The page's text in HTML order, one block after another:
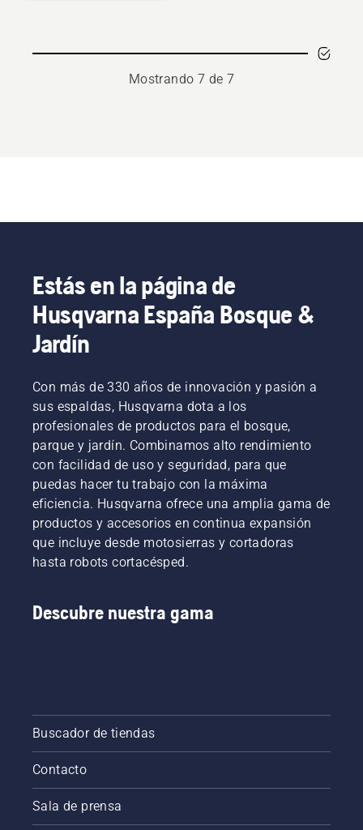
Mostrando 7 de 7
Estás en la página de
Husqvarna España Bosque &
Jardín
Con más de 330 años de innovación y pasión a
sus espaldas, Husqvarna dota a los
profesionales de productos para el bosque,
parque y jardín. Combinamos alto rendimiento
con facilidad de uso y seguridad, para que
puedas hacer tu trabajo con la máxima
eficiencia. Husqvarna ofrece una amplia gama de
productos y accesorios en continua expansión
que incluye desde motosierras y cortadoras
hasta robots cortacésped.
Descubre nuestra gama
Buscador de tiendas
Contacto
Sala de prensa